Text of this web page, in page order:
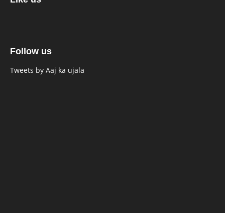
Follow us
Tweets by Aaj ka ujala